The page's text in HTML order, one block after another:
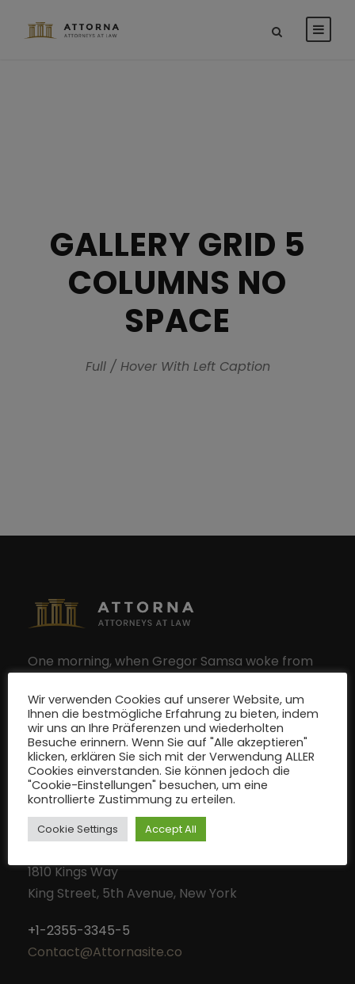
GALLERY GRID 5
COLUMNS NO
SPACE
Full / Hover With Left Caption
One morning, when Gregor Samsa woke from
in his bed into.
Contact Info
1810 Kings Way
King Street, 5th Avenue, New York
+1-2355-3345-5
Contact@Attornasite.co
Wir verwenden Cookies auf unserer Website, um
Ihnen die bestmögliche Erfahrung zu bieten, indem
wir uns an Ihre Präferenzen und wiederholten
Besuche erinnern. Wenn Sie auf "Alle akzeptieren"
klicken, erklären Sie sich mit der Verwendung ALLER
Cookies einverstanden. Sie können jedoch die
"Cookie-Einstellungen" besuchen, um eine
kontrollierte Zustimmung zu erteilen.
Cookie Settings Accept All